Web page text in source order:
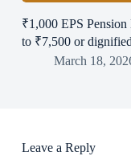
₹1,000 EPS
to ₹7,500 or
March 18,
Leave a Reply